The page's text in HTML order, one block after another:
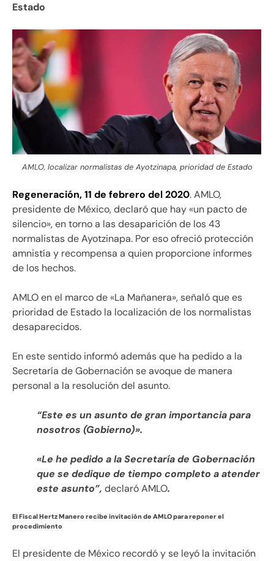
Estado
AMLO, localizar normalistas de Ayotzinapa, prioridad de Estado
Regeneración, 11 de febrero del 2020. AMLO,
presidente de México, declaró que hay «un pacto de
silencio», en torno a las desaparición de los 43
normalistas de Ayotzinapa. Por eso ofreció protección
amnistía y recompensa a quien proporcione informes
de los hechos.
AMLO en el marco de «La Mañanera», señaló que es
prioridad de Estado la localización de los normalistas
desaparecidos.
En este sentido informó además que ha pedido a la
Secretaría de Gobernación se avoque de manera
personal a la resolución del asunto.
“Este es un asunto de gran importancia para
nosotros (Gobierno)».
«Le he pedido a la Secretaría de Gobernación
que se dedique de tiempo completo a atender
este asunto”, declaró AMLO.
El Fiscal Hertz Manero recibe invitación de AMLO para reponer el
procedimiento
El presidente de México recordó y se leyó la invitación